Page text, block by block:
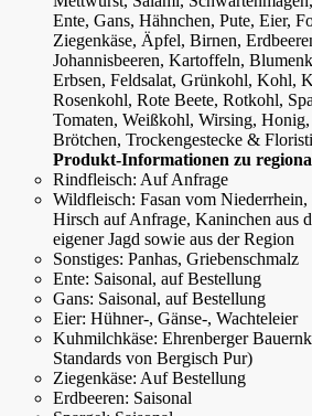
Ente, Gans, Hähnchen, Pute, Eier,
Ziegenkäse, Äpfel, Birnen,
Johannisbeeren, Kartoffeln,
Erbsen, Feldsalat, Grünkohl, Kohl,
Rosenkohl, Rote Beete, Rotkohl,
Tomaten, Weißkohl, Wirsing,
Brötchen, Trockengestecke &
Produkt-Informationen zu
Rindfleisch: Auf Anfrage
Wildfleisch: Fasan vom Niederrhein,
Hirsch auf Anfrage, Kaninchen aus
eigener Jagd sowie aus der Region
Sonstiges: Panhas, Griebenschmalz
Ente: Saisonal, auf Bestellung
Gans: Saisonal, auf Bestellung
Eier: Hühner-, Gänse-, Wachteleier
Kuhmilchkäse: Ehrenberger
Standards von Bergisch Pur)
Ziegenkäse: Auf Bestellung
Erdbeeren: Saisonal